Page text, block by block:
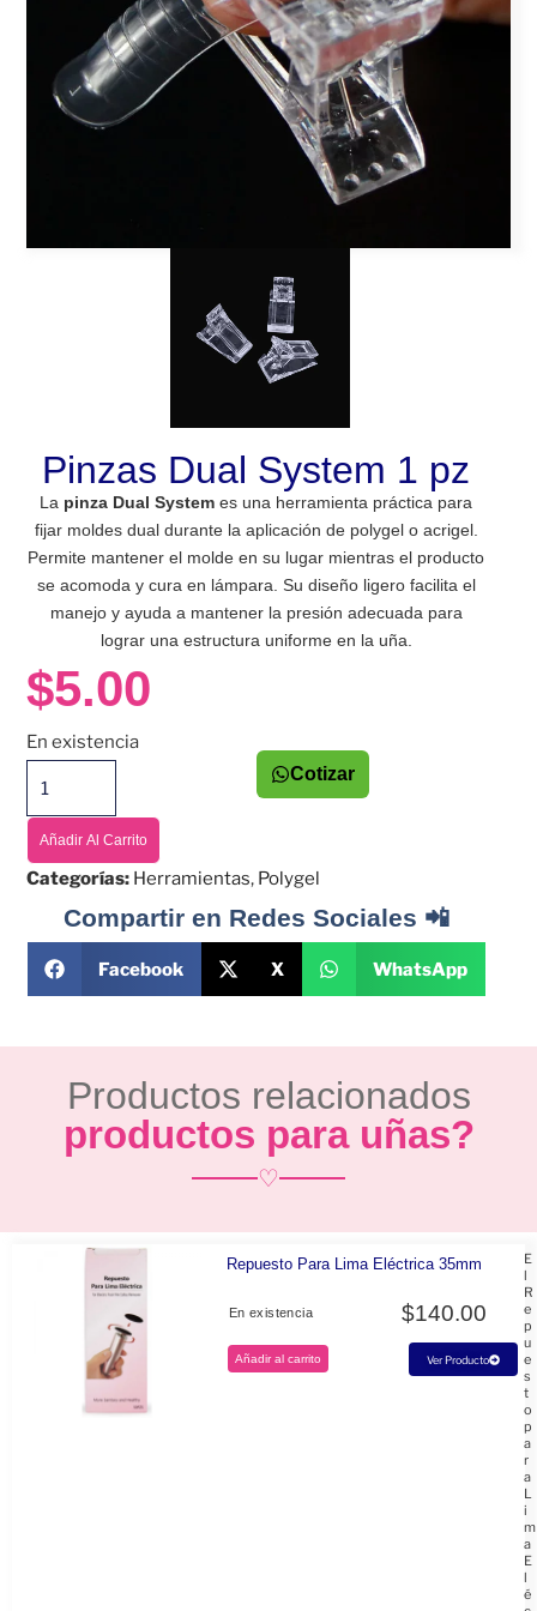
Pinzas Dual System 1 pz
La pinza Dual System es una herramienta práctica para
fijar moldes dual durante la aplicación de polygel o acrigel.
Permite mantener el molde en su lugar mientras el producto
se acomoda y cura en lámpara. Su diseño ligero facilita el
manejo y ayuda a mantener la presión adecuada para
lograr una estructura uniforme en la uña.
$5.00
En existencia
Añadir Al Carrito
Cotizar
Categorías: Herramientas, Polygel
Compartir en Redes Sociales 📲
Facebook X WhatsApp
Productos relacionados
productos para uñas?
♡
Repuesto Para Lima Eléctrica 35mm
En existencia $140.00
Añadir al carrito Ver Producto
E
l
R
e
p
u
e
s
t
o
p
a
r
a
L
i
m
a
E
l
é